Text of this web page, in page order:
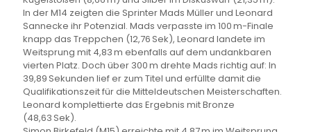
In der M14 zeigten die Sprinter Mads Müller und Leonard
Sannecke ihr Potenzial. Mads verpasste im 100 m-Finale
knapp das Treppchen (12,76 Sek), Leonard landete im
Weitsprung mit 4,83 m ebenfalls auf dem undankbaren
vierten Platz. Doch über 300 m drehte Mads richtig auf: In
39,89 Sekunden lief er zum Titel und erfüllte damit die
Qualifikationszeit für die Mitteldeutschen Meisterschaften.
Leonard komplettierte das Ergebnis mit Bronze
(48,63 Sek).